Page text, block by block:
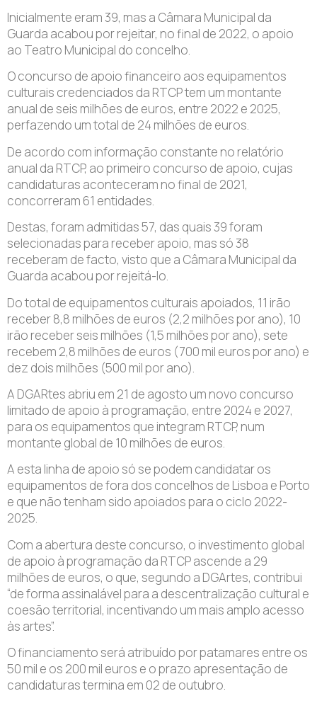
Inicialmente eram 39, mas a Câmara Municipal da
Guarda acabou por rejeitar, no final de 2022, o apoio
ao Teatro Municipal do concelho.
O concurso de apoio financeiro aos equipamentos
culturais credenciados da RTCP tem um montante
anual de seis milhões de euros, entre 2022 e 2025,
perfazendo um total de 24 milhões de euros.
De acordo com informação constante no relatório
anual da RTCP, ao primeiro concurso de apoio, cujas
candidaturas aconteceram no final de 2021,
concorreram 61 entidades.
Destas, foram admitidas 57, das quais 39 foram
selecionadas para receber apoio, mas só 38
receberam de facto, visto que a Câmara Municipal da
Guarda acabou por rejeitá-lo.
Do total de equipamentos culturais apoiados, 11 irão
receber 8,8 milhões de euros (2,2 milhões por ano), 10
irão receber seis milhões (1,5 milhões por ano), sete
recebem 2,8 milhões de euros (700 mil euros por ano) e
dez dois milhões (500 mil por ano).
A DGARtes abriu em 21 de agosto um novo concurso
limitado de apoio à programação, entre 2024 e 2027,
para os equipamentos que integram RTCP, num
montante global de 10 milhões de euros.
A esta linha de apoio só se podem candidatar os
equipamentos de fora dos concelhos de Lisboa e Porto
e que não tenham sido apoiados para o ciclo 2022-
2025.
Com a abertura deste concurso, o investimento global
de apoio à programação da RTCP ascende a 29
milhões de euros, o que, segundo a DGArtes, contribui
“de forma assinalável para a descentralização cultural e
coesão territorial, incentivando um mais amplo acesso
às artes”.
O financiamento será atribuído por patamares entre os
50 mil e os 200 mil euros e o prazo apresentação de
candidaturas termina em 02 de outubro.